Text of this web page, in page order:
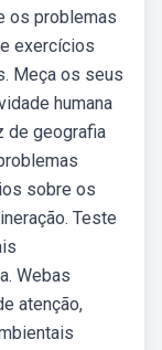
os problemas
exercícios
Meça os seus
humana
de geografia
sobre os
Teste
Webas
atenção,